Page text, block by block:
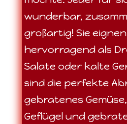
wunderbar,
großartig! Sie
hervorragend als
Salate oder kalte
sind die perfekte
gebratenes
Geflügel und